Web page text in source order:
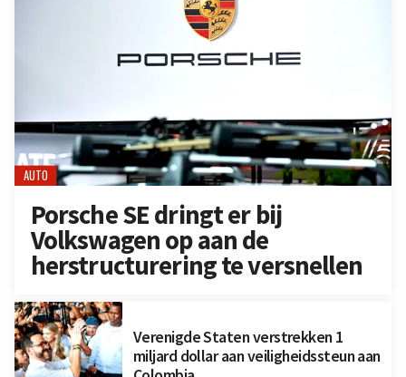
AUTO
Porsche SE dringt er bij
Volkswagen op aan de
herstructurering te versnellen
Verenigde Staten verstrekken 1
miljard dollar aan veiligheidssteun aan